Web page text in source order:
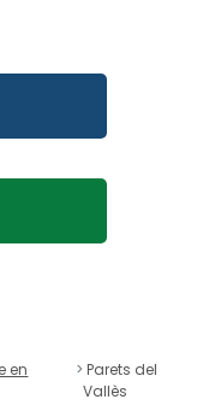
en
Parets del
Vallès